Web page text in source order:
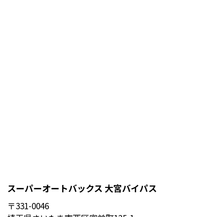
スーパーオートバックス 大宮バイパス
〒331-0046